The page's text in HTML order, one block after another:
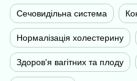
Сечовидільна система
Нормалізація холестерину
Здоров'я вагітних та плоду